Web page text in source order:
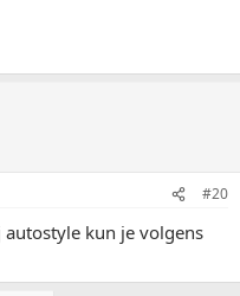
#20
kun je volgens